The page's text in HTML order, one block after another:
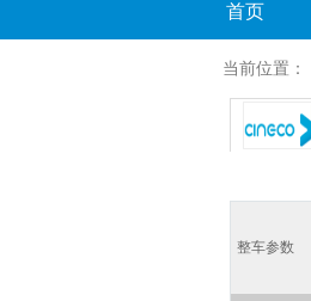
首页
当前位置：
整车参数